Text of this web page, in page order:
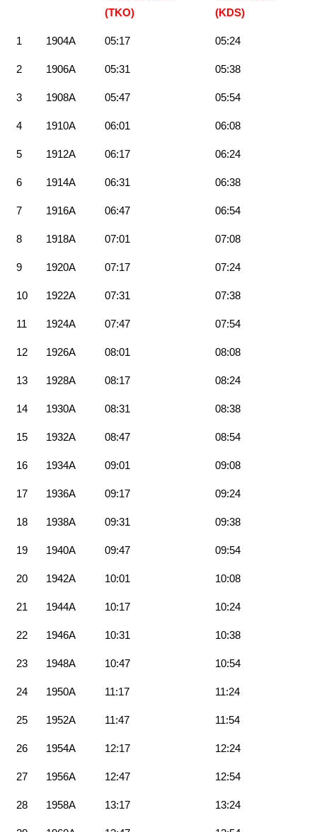
(TKO)
(KDS)
1 1904A 05:17 05:24
2 1906A 05:31 05:38
3 1908A 05:47 05:54
4 1910A 06:01 06:08
5 1912A 06:17 06:24
6 1914A 06:31 06:38
7 1916A 06:47 06:54
8 1918A 07:01 07:08
9 1920A 07:17 07:24
10 1922A 07:31 07:38
11 1924A 07:47 07:54
12 1926A 08:01 08:08
13 1928A 08:17 08:24
14 1930A 08:31 08:38
15 1932A 08:47 08:54
16 1934A 09:01 09:08
17 1936A 09:17 09:24
18 1938A 09:31 09:38
19 1940A 09:47 09:54
20 1942A 10:01 10:08
21 1944A 10:17 10:24
22 1946A 10:31 10:38
23 1948A 10:47 10:54
24 1950A 11:17 11:24
25 1952A 11:47 11:54
26 1954A 12:17 12:24
27 1956A 12:47 12:54
28 1958A 13:17 13:24